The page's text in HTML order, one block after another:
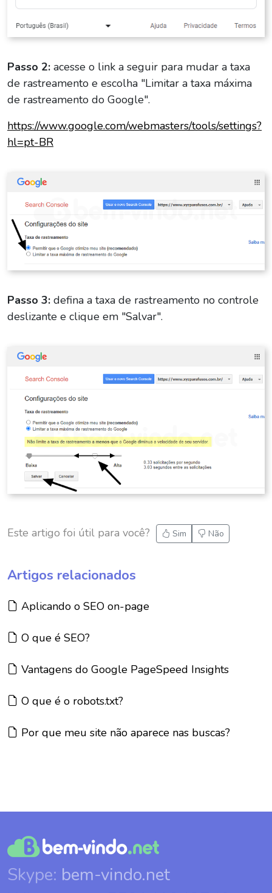
Passo 2: acesse o link a seguir para mudar a taxa
de rastreamento e escolha "Limitar a taxa máxima
de rastreamento do Google".
https://www.google.com/webmasters/tools/settings?
hl=pt-BR
Passo 3: defina a taxa de rastreamento no controle
deslizante e clique em "Salvar".
Este artigo foi útil para você? Sim Não
Artigos relacionados
Artigo:
Aplicando o SEO on-page
Artigo:
O que é SEO?
Artigo:
Vantagens do Google PageSpeed Insights
Artigo:
O que é o robots.txt?
Artigo:
Por que meu site não aparece nas buscas?
Skype: bem-vindo.net